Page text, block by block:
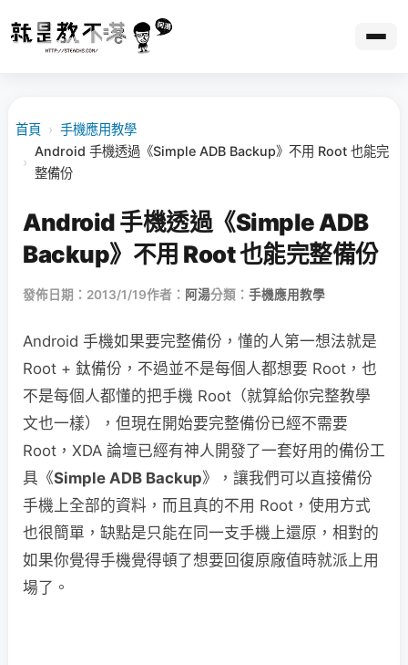
首頁 › 手機應用教學
›
Android 手機透過《Simple ADB Backup》不用 Root 也能完
整備份
Android 手機透過《Simple ADB
Backup》不用 Root 也能完整備份
發佈日期：2013/1/19作者： 阿湯分類： 手機應用教學
Android 手機如果要完整備份，懂的人第一想法就是
Root + 鈦備份，不過並不是每個人都想要 Root，也
不是每個人都懂的把手機 Root（就算給你完整教學
文也一樣），但現在開始要完整備份已經不需要
Root，XDA 論壇已經有神人開發了一套好用的備份工
具《Simple ADB Backup》，讓我們可以直接備份
手機上全部的資料，而且真的不用 Root，使用方式
也很簡單，缺點是只能在同一支手機上還原，相對的
如果你覺得手機覺得頓了想要回復原廠值時就派上用
場了。